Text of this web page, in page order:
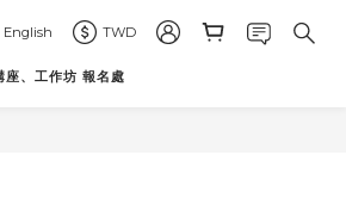
English TWD
座、工作坊 報名處